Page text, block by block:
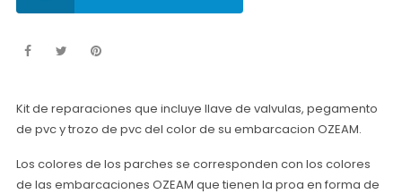
Kit de reparaciones que incluye llave de valvulas, pegamento
de pvc y trozo de pvc del color de su embarcacion OZEAM.
Los colores de los parches se corresponden con los colores
de las embarcaciones OZEAM que tienen la proa en forma de